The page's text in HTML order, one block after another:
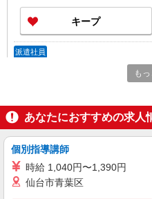
険：雇用保険
労働時間29
職金：無し ※
キープ
派遣社員
株式会社トラストグロース 北海
サービス付
る） 交通費
北海道札
も
あなたにおすすめの求人
個別指導講師
時給 1,040円〜1,390円
仙台市青葉区